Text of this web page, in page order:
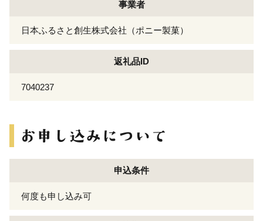
事業者
日本ふるさと創生株式会社（ポニー製菓）
返礼品ID
7040237
申込条件
何度も申し込み可